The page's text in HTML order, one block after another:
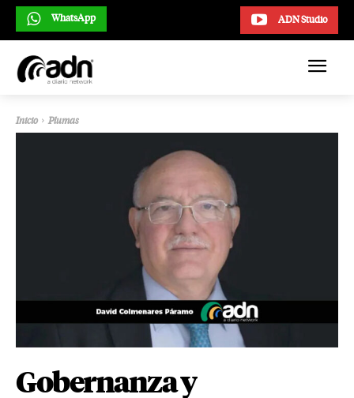
ADN Studio
WhatsApp
Inicio Plumas
Gobernanza y